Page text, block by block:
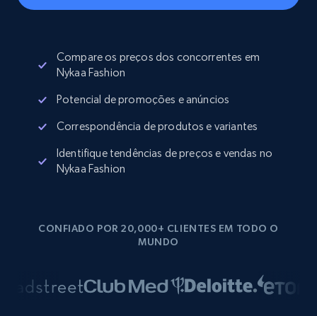
Compare os preços dos concorrentes em
Nykaa Fashion
Potencial de promoções e anúncios
Correspondência de produtos e variantes
Identifique tendências de preços e vendas no
Nykaa Fashion
CONFIADO POR 20,000+ CLIENTES EM TODO O
MUNDO